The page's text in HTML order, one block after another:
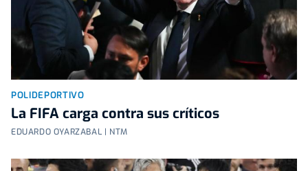
POLIDEPORTIVO
La FIFA carga contra sus críticos
EDUARDO OYARZABAL | NTM